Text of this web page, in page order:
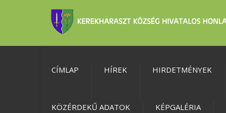
CÍMLAP HÍREK HIRDETMÉNYEK
KÖZÉRDEKŰ ADATOK KÉPGALÉRIA